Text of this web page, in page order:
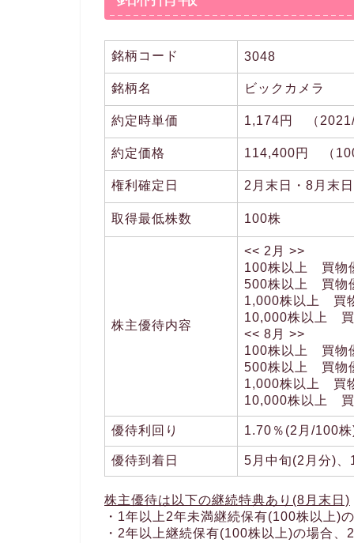
銘柄コード 3048
銘柄名 ビックカメラ
約定時単価 1,174円 （
約定価格 114,400円 （
権利確定日 2月末日・8月末日
取得最低株数 100株
株主優待内容
<< 2月 >>
100株以上 買物
500株以上 買物
1,000株以上 買
10,000株以上
<< 8月 >>
100株以上 買物
500株以上 買物
1,000株以上 買
10,000株以上
優待利回り 1.70％(2月/100
優待到着日 5月中旬(2月分)
株主優待は以下の継続特典あり(8月末日)
・1年以上2年未満継続保有(100株以上)
・2年以上継続保有(100株以上)の場合、